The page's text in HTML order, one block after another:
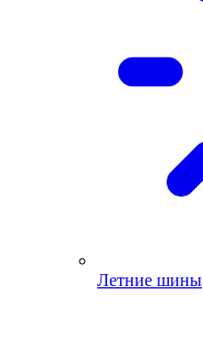
Летние шины